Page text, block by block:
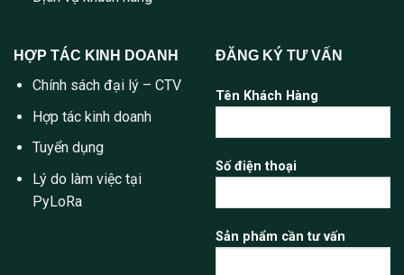
HỢP TÁC KINH DOANH
Chính sách đại lý – CTV
Hợp tác kinh doanh
Tuyển dụng
Lý do làm việc tại
PyLoRa
ĐĂNG KÝ TƯ VẤN
Tên Khách Hàng
Số điện thoại
Sản phẩm cần tư vấn